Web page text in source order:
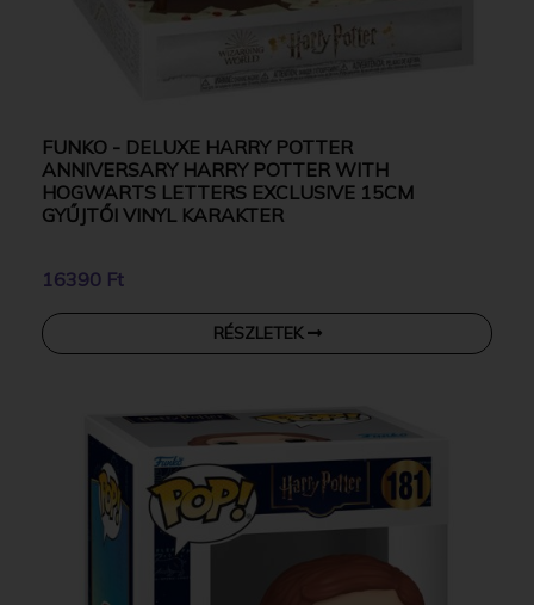
FUNKO - DELUXE HARRY POTTER
ANNIVERSARY HARRY POTTER WITH
HOGWARTS LETTERS EXCLUSIVE 15CM
GYŰJTŐI VINYL KARAKTER
16390 Ft
RÉSZLETEK